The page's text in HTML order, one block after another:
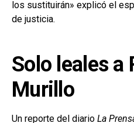
los sustituirán» explicó el
de justicia.
Solo leales a
Murillo
Un reporte del diario La